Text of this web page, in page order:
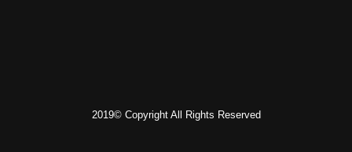
2019© Copyright All Rights Reserved